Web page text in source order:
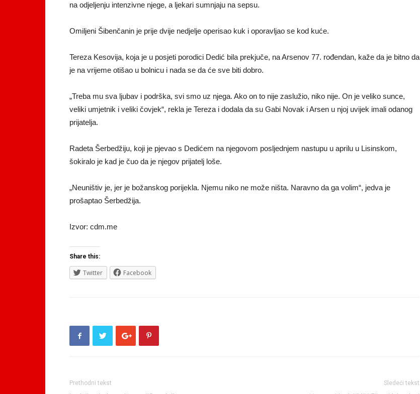
na odjeljenju intenzivne njege, a ljekari sumnjaju na sepsu.
Omiljeni Šibenčanin je prije dvije nedjelje operisao kuk i oporavljao se kod kuće.
Tereza Kesovija, koja je u posjeti porodici Dedić bila prekjuče, na Arsenov 77. rođendan, kaže da je bitno da
je na vrijeme otišao u bolnicu i nada se da će sve biti dobro.
„Treba mu sva ljubav i podrška, svi smo uz njega. Ako on to nije zaslužio, niko nije. On je veliko sunce,
veliki umjetnik i veliki čovjek“, rekla je Tereza i dodala da su Gabi Novak i Arsen u njoj uvijek imali odanog
prijatelja.
Radeta Šerbedžiju, koji je pjevao s Dedićem na njegovom posljednjem nastupu u aprilu u Lisinskom,
šokiralo je kad je čuo da je njegov prijatelj loše.
„Neuništiv je, jer je božanskog porijekla. Njemu niko ne može ništa. Naravno da ga volim“, jedva je
prošaptao Šerbedžija.
Izvor: cdm.me
Share this:
Twitter Facebook
Prethodni tekst Sledeći tekst